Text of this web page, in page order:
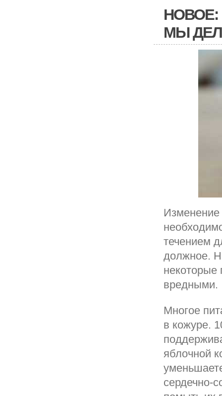
МЫ
течением
должное.
некоторые
вредными.
Многое
в кожуре.
яблочной
сердечно-